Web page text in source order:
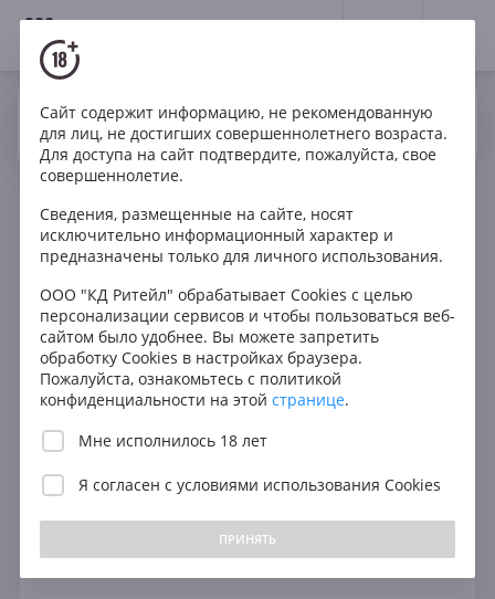
18+
Ваш город Москва ? Да
Вино Белое Сухое
Испания
Rias Baixas DO Finca O Pereiro
Сайт содержит информацию, не рекомендованную
для лиц, не достигших совершеннолетнего возраста.
Для доступа на сайт подтвердите, пожалуйста, свое
совершеннолетие.
Сведения, размещенные на сайте, носят
исключительно информационный характер и
предназначены только для личного использования.
ООО "КД Ритейл" обрабатывает Cookies с целью
персонализации сервисов и чтобы пользоваться веб-
сайтом было удобнее. Вы можете запретить
обработку Cookies в настройках браузера.
Пожалуйста, ознакомьтесь с политикой
конфиденциальности на этой странице.
Мне исполнилось 18 лет
Я согласен с условиями использования Cookies
ПРИНЯТЬ